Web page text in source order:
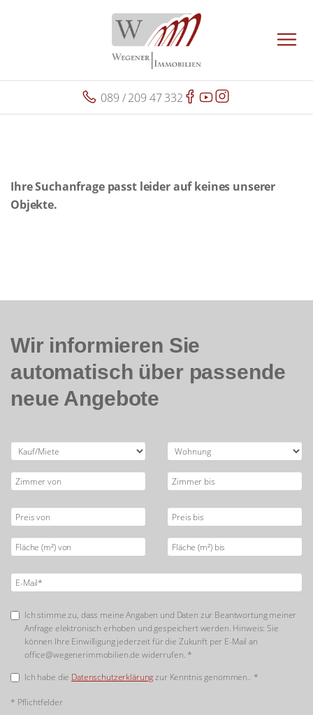
089 / 209 47 332
Ihre Suchanfrage passt leider auf keines unserer
Objekte.
Wir informieren Sie
automatisch über passende
neue Angebote
Ich stimme zu, dass meine Angaben und Daten zur Beantwortung meiner
Anfrage elektronisch erhoben und gespeichert werden. Hinweis: Sie
können Ihre Einwilligung jederzeit für die Zukunft per E-Mail an
office@wegenerimmobilien.de widerrufen. *
Ich habe die Datenschutzerklärungzur Kenntnis genommen.. *
* Pflichtfelder